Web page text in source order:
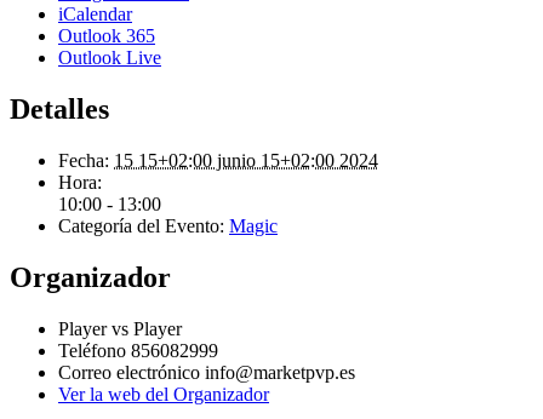
iCalendar
Outlook 365
Outlook Live
Detalles
Fecha: 15 15+02:00 junio 15+02:00 2024
Hora:
10:00 - 13:00
Categoría del Evento: Magic
Organizador
Player vs Player
Teléfono 856082999
Correo electrónico info@marketpvp.es
Ver la web del Organizador